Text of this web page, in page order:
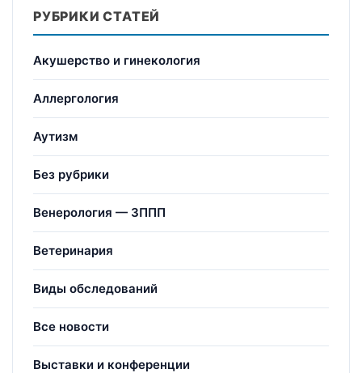
РУБРИКИ СТАТЕЙ
Акушерство и гинекология
Аллергология
Аутизм
Без рубрики
Венерология — ЗППП
Ветеринария
Виды обследований
Все новости
Выставки и конференции